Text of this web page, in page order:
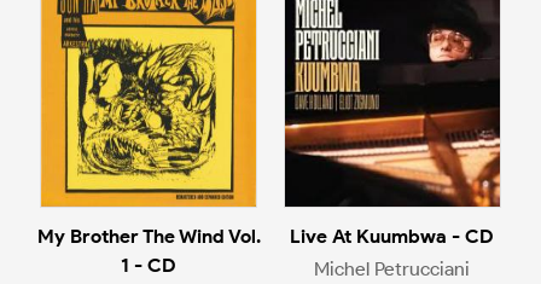
My Brother The Wind Vol.
1 - CD
Live At Kuumbwa - CD
Michel Petrucciani